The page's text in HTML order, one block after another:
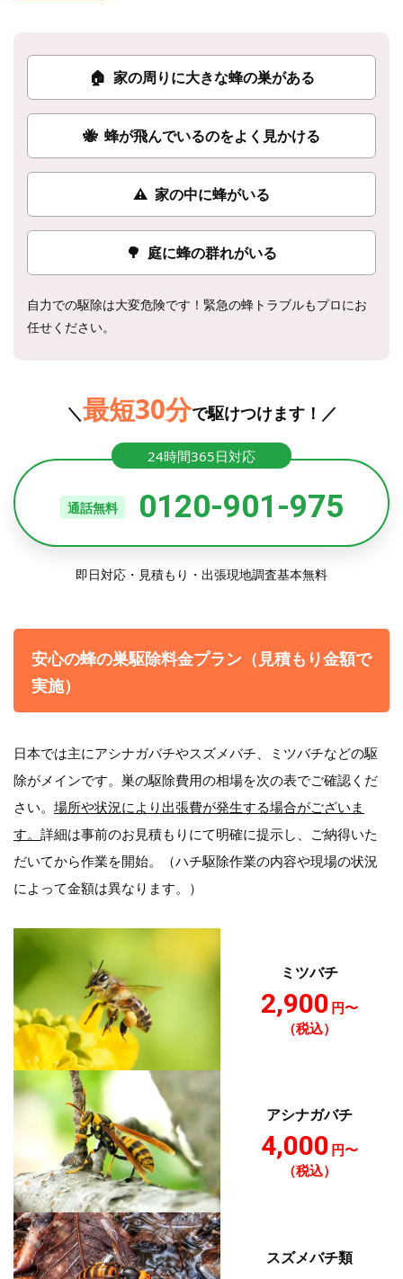
🏠 家の周りに大きな蜂の巣がある
🐝 蜂が飛んでいるのをよく見かける
⚠ 家の中に蜂がいる
🌳 庭に蜂の群れがいる
自力での駆除は大変危険です！緊急の蜂トラブルもプロにお
任せください。
＼最短30分で駆けつけます！／
24時間365日対応
通話無料 0120-901-975
即日対応・見積もり・出張現地調査基本無料
安心の蜂の巣駆除料金プラン（見積もり金額で
実施）
日本では主にアシナガバチやスズメバチ、ミツバチなどの駆
除がメインです。巣の駆除費用の相場を次の表でご確認くだ
さい。 場所や状況により出張費が発生する場合がございま
す。 詳細は事前のお見積もりにて明確に提示し、ご納得いた
だいてから作業を開始。（ハチ駆除作業の内容や現場の状況
によって金額は異なります。）
ミツバチ
2,900 円〜
（税込）
アシナガバチ
4,000 円〜
（税込）
スズメバチ類